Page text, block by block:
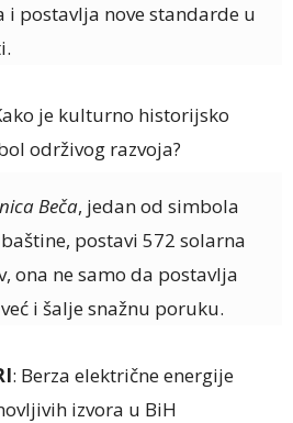
i postavlja nove standarde u
je kulturno historijsko
održivog razvoja?
Beča, jedan od simbola
postavi 572 solarna
ona ne samo da postavlja
i šalje snažnu poruku.
: Berza električne energije
izvora u BiH